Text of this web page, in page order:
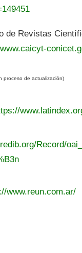
de Revistas
proceso de actualización)
Record/
www.reun.com.ar/